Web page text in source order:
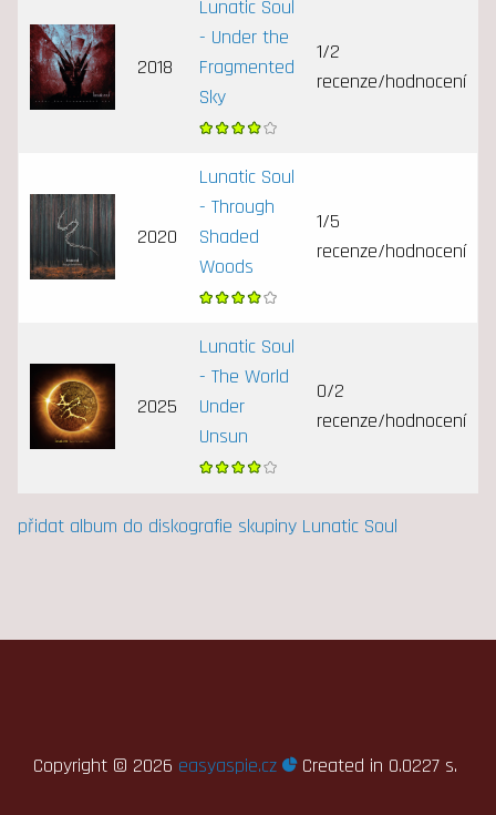
2018
Lunatic Soul
- Under the
Fragmented
Sky
1/2
recenze/hodnocení
2020
Lunatic Soul
- Through
Shaded
Woods
1/5
recenze/hodnocení
2025
Lunatic Soul
- The World
Under
Unsun
0/2
recenze/hodnocení
přidat album do diskografie skupiny Lunatic Soul
Copyright © 2026 easyaspie.cz Created in 0.0227 s.